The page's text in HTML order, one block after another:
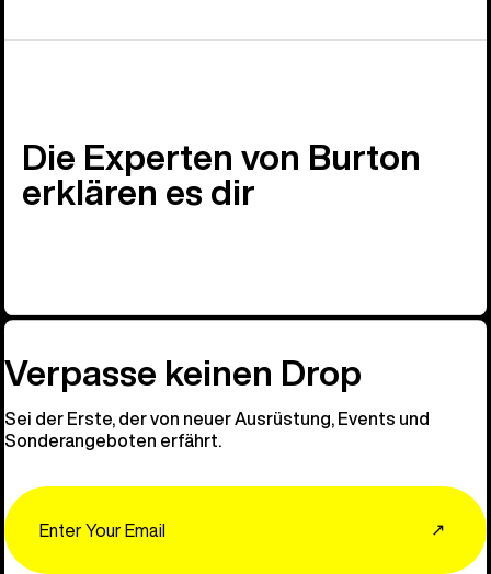
Die Experten von Burton
erklären es dir
Verpasse keinen Drop
Sei der Erste, der von neuer Ausrüstung, Events und
Sonderangeboten erfährt.
↗